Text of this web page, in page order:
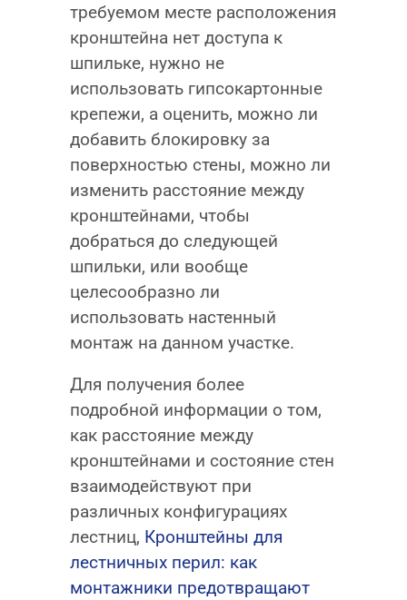
требуемом месте расположения
кронштейна нет доступа к
шпильке, нужно не
использовать гипсокартонные
крепежи, а оценить, можно ли
добавить блокировку за
поверхностью стены, можно ли
изменить расстояние между
кронштейнами, чтобы
добраться до следующей
шпильки, или вообще
целесообразно ли
использовать настенный
монтаж на данном участке.
Для получения более
подробной информации о том,
как расстояние между
кронштейнами и состояние стен
взаимодействуют при
различных конфигурациях
лестниц, Кронштейны для
лестничных перил: как
монтажники предотвращают